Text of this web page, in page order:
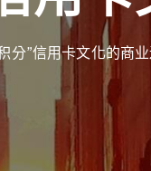
分”信用卡文化的商